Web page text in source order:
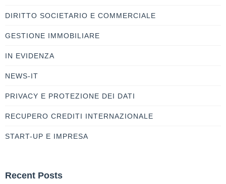
DIRITTO SOCIETARIO E COMMERCIALE
GESTIONE IMMOBILIARE
IN EVIDENZA
NEWS-IT
PRIVACY E PROTEZIONE DEI DATI
RECUPERO CREDITI INTERNAZIONALE
START-UP E IMPRESA
Recent Posts